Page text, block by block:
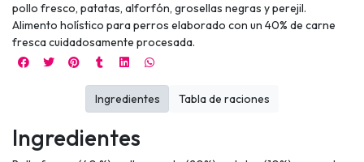
pollo fresco, patatas, alforfón, grosellas negras y perejil.
Alimento holístico para perros elaborado con un 40% de carne
fresca cuidadosamente procesada.
Ingredientes
Ingredientes Tabla de raciones